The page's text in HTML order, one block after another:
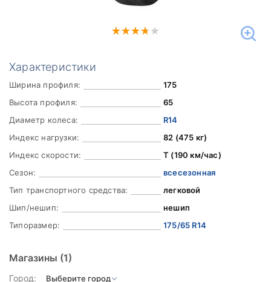
Характеристики
Ширина профиля:
175
Высота профиля:
65
Диаметр колеса:
R14
Индекс нагрузки:
82 (475 кг)
Индекс скорости:
T (190 км/час)
Сезон:
всесезонная
Тип транспортного средства:
легковой
Шип/нешип:
нешип
Типоразмер:
175/65 R14
Магазины (1)
Город: